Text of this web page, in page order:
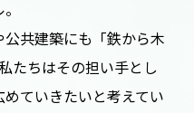
共建築にも「鉄から木
たちはその担い手とし
ていきたいと考えてい